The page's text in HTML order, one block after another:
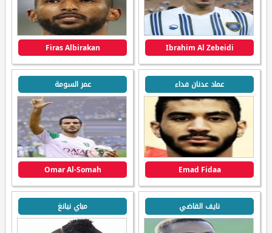
Ibrahim Al Zebeidi
Firas Albirakan
عماد عدنان فداء
Emad Fidaa
عمر السومة
Omar Al-Somah
نايف القاضي مباي نيانغ